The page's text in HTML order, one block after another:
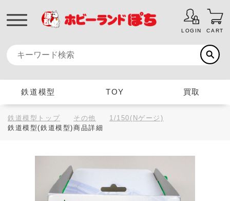
LOGIN CART
鉄道模型 TOY 買取
鉄道模型トップ その他
1/150(Nゲージ)
鉄道模型(鉄道模型)商品詳細